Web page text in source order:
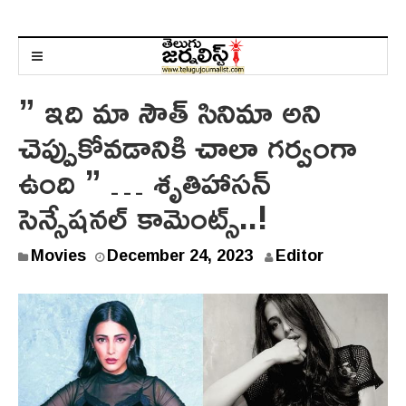
” ఇది మా సౌత్ సినిమా అని
చెప్పుకోవడానికి చాలా గర్వంగా
ఉంది ” … శృతిహాసన్
సెన్సేషనల్ కామెంట్స్..!
Movies December 24, 2023D
c
e
m
b
e
Editor